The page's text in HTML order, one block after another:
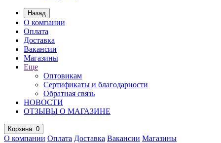
Назад
О компании
Оплата
Доставка
Вакансии
Магазины
Еще
Оптовикам
Сертификаты и благодарности
Обратная связь
НОВОСТИ
ОТЗЫВЫ О МАГАЗИНЕ
Корзина: 0
О компании Оплата Доставка Вакансии Магазины